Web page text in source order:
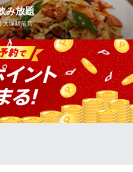
ビル1F
み放題
大塚駅前店
店長の心意気を感じてくださ
満足宴会。職人が手作りする
ニュー122品どれでも、お好き
いただける「満腹食べ飲み放題
コース」もございます。